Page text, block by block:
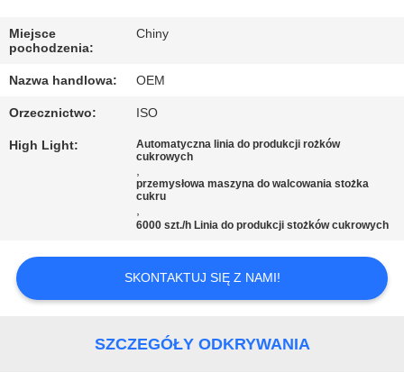
JAKOŚCI
SKONTAKTUJ
SIĘ
Z
O
WYCENĘ
SITEMAP
Miejsce
pochodzenia:
Chiny
Nazwa handlowa: OEM
Orzecznictwo: ISO
High Light:
Automatyczna linia do produkcji rożków
cukrowych
,
przemysłowa maszyna do walcowania stożka
cukru
,
6000 szt./h Linia do produkcji stożków cukrowych
SKONTAKTUJ SIĘ Z NAMI!
SZCZEGÓŁY ODKRYWANIA